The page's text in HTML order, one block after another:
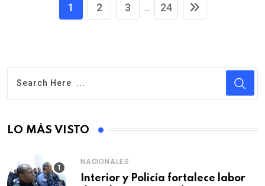
1 2 3 ... 24
LO MÁS VISTO
NACIONALES
Interior y Policía fortalece labor